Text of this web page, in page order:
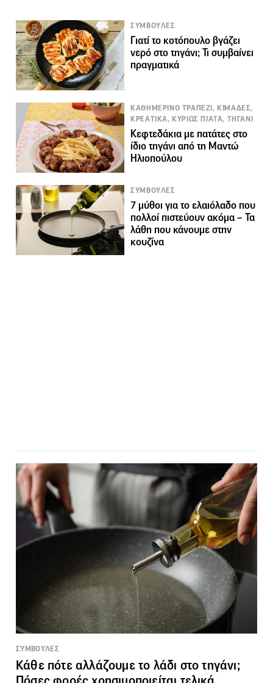
ΣΥΜΒΟΥΛΕΣ
Γιατί το κοτόπουλο βγάζει
νερό στο τηγάνι; Τι συμβαίνει
πραγματικά
ΚΑΘΗΜΕΡΙΝΟ ΤΡΑΠΕΖΙ, ΚΙΜΑΔΕΣ,
ΚΡΕΑΤΙΚΑ, ΚΥΡΙΩΣ ΠΙΑΤΑ, ΤΗΓΑΝΙ
Κεφτεδάκια με πατάτες στο
ίδιο τηγάνι από τη Μαντώ
Ηλιοπούλου
ΣΥΜΒΟΥΛΕΣ
7 μύθοι για το ελαιόλαδο που
πολλοί πιστεύουν ακόμα – Τα
λάθη που κάνουμε στην
κουζίνα
ΣΥΜΒΟΥΛΕΣ
Κάθε πότε αλλάζουμε το λάδι στο τηγάνι;